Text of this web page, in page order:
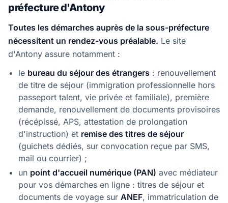
préfecture d'Antony
Toutes les démarches auprès de la sous-préfecture
nécessitent un rendez-vous préalable. Le site
d'Antony assure notamment :
le bureau du séjour des étrangers : renouvellement
de titre de séjour (immigration professionnelle hors
passeport talent, vie privée et familiale), première
demande, renouvellement de documents provisoires
(récépissé, APS, attestation de prolongation
d'instruction) et remise des titres de séjour
(guichets dédiés, sur convocation reçue par SMS,
mail ou courrier) ;
un point d'accueil numérique (PAN) avec médiateur
pour vos démarches en ligne : titres de séjour et
documents de voyage sur ANEF, immatriculation de